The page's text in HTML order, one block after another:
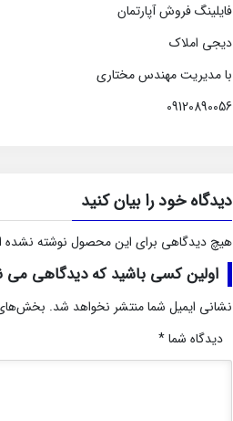
فایلینگ فروش آپارتمان
دیجی املاک
با مدیریت مهندس مختاری
09120890056
دیدگاه خود را بیان کنید
هیچ دیدگاهی برای این محصول نوشته
اولین کسی باشید که دیدگاهی می نویسد “فروش
نشانی ایمیل شما منتشر نخواهد شد. بخش‌های
دیدگاه شما*